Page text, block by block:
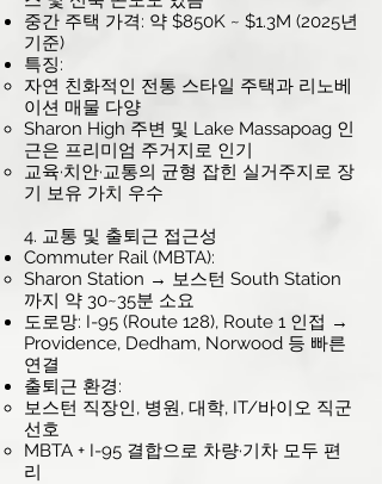
중간 주택 가격: 약 $850K ~ $1.3M (2025년
기준)
특징:
자연 친화적인 전통 스타일 주택과 리노베
이션 매물 다양
Sharon High 주변 및 Lake Massapoag 인
근은 프리미엄 주거지로 인기
교육·치안·교통의 균형 잡힌 실거주지로 장
기 보유 가치 우수
4. 교통 및 출퇴근 접근성
Commuter Rail (MBTA):
Sharon Station → 보스턴 South Station
까지 약 30~35분 소요
도로망: I-95 (Route 128), Route 1 인접 →
Providence, Dedham, Norwood 등 빠른
연결
출퇴근 환경:
보스턴 직장인, 병원, 대학, IT/바이오 직군
선호
MBTA + I-95 결합으로 차량·기차 모두 편
리